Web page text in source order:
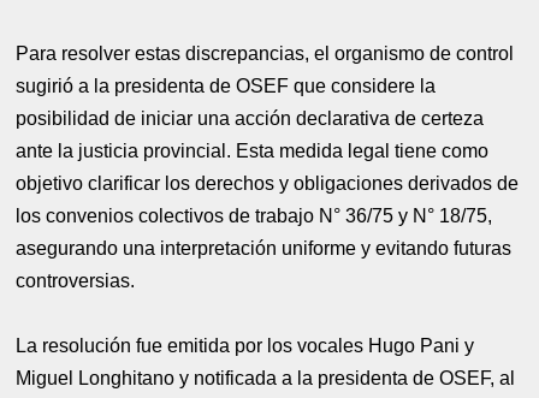
Para resolver estas discrepancias, el organismo de control
sugirió a la presidenta de OSEF que considere la
posibilidad de iniciar una acción declarativa de certeza
ante la justicia provincial. Esta medida legal tiene como
objetivo clarificar los derechos y obligaciones derivados de
los convenios colectivos de trabajo N° 36/75 y N° 18/75,
asegurando una interpretación uniforme y evitando futuras
controversias.
La resolución fue emitida por los vocales Hugo Pani y
Miguel Longhitano y notificada a la presidenta de OSEF, al